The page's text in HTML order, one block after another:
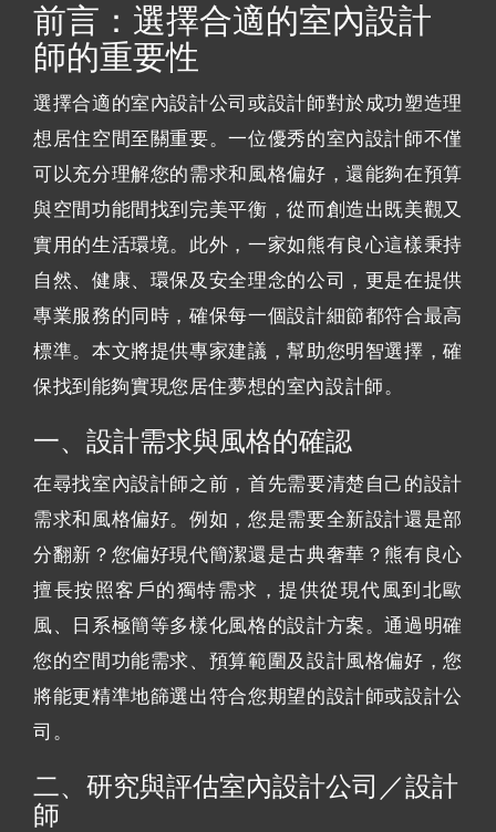
前言：選擇合適的室內設計
師的重要性
選擇合適的室內設計公司或設計師對於成功塑造理
想居住空間至關重要。一位優秀的室內設計師不僅
可以充分理解您的需求和風格偏好，還能夠在預算
與空間功能間找到完美平衡，從而創造出既美觀又
實用的生活環境。此外，一家如熊有良心這樣秉持
自然、健康、環保及安全理念的公司，更是在提供
專業服務的同時，確保每一個設計細節都符合最高
標準。本文將提供專家建議，幫助您明智選擇，確
保找到能夠實現您居住夢想的室內設計師。
一、設計需求與風格的確認
在尋找室內設計師之前，首先需要清楚自己的設計
需求和風格偏好。例如，您是需要全新設計還是部
分翻新？您偏好現代簡潔還是古典奢華？熊有良心
擅長按照客戶的獨特需求，提供從現代風到北歐
風、日系極簡等多樣化風格的設計方案。通過明確
您的空間功能需求、預算範圍及設計風格偏好，您
將能更精準地篩選出符合您期望的設計師或設計公
司。
二、研究與評估室內設計公司／設計
師